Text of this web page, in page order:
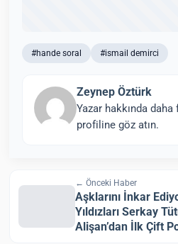
#hande soral #ismail demirci
Zeynep Öztürk
Yazar hakkında
profiline göz atın.
← Önceki Haber
Aşklarını İnkar
Yıldızları Serkay
Alişan’dan İlk Çift